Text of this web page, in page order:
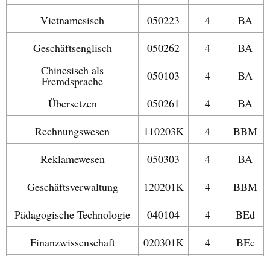
Vietnamesisch
050223 4
BA
Geschäftsenglisch
050262 4
BA
Chinesisch als
Fremdsprache 050103 4
BA
Übersetzen
050261 4
BA
Rechnungswesen
110203K 4
BBM
Reklamewesen
050303 4
BA
Geschäftsverwaltung
120201K 4
BBM
Pädagogische Technologie
040104 4
BEd
Finanzwissenschaft
020301K 4
BEc